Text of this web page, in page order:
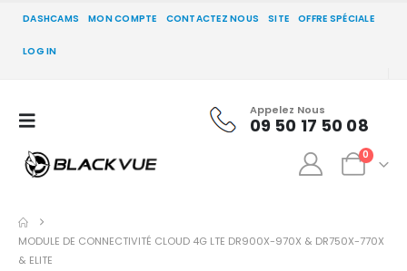
DASHCAMS MON COMPTE CONTACTEZ NOUS SITE OFFRE SPÉCIALE
LOG IN
Appelez Nous
09 50 17 50 08
0
MODULE DE CONNECTIVITÉ CLOUD 4G LTE DR900X-970X & DR750X-770X
& ELITE